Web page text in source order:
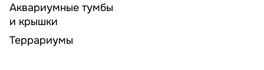
Аквариумные тумбы
и крышки
Террариумы